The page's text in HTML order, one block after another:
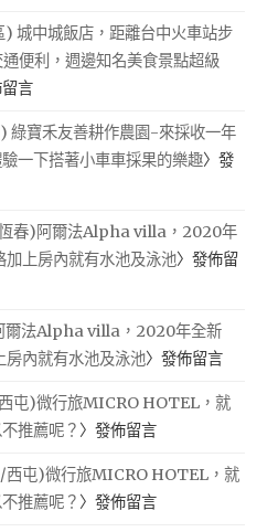
城中城飯店，距離台中火車站步
便利，週邊知名美食景點超級
言
綠寶禾友善耕作農園-來採收一年
一下搭著小車車採果的樂趣〉發
春)阿爾法Alpha villa，2020年
上房內就有水池及泳池〉發佈留
爾法Alpha villa，2020年全新
內就有水池及泳池〉發佈留言
屯)微行旅MICRO HOTEL，就
推薦呢？ 〉發佈留言
西屯)微行旅MICRO HOTEL，就
推薦呢？ 〉發佈留言